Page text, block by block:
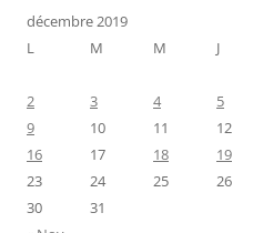
décembre 2019
L
M M J
2
3 4 5
9
10 11 12
16
17 18 19
23
24 25 26
30
31